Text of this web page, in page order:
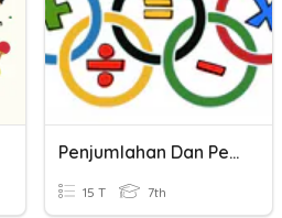
Penjumlahan Dan Pengurangan Bentuk Aljabar
15 T 7th